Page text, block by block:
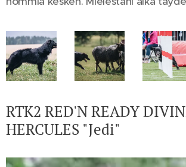
RTK2 RED'N READY
HERCULES "Jedi"